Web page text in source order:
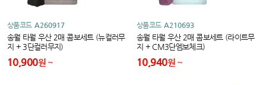
상품코드 A260917
송월 타월 우산 2매 콤보세트 (뉴컬러무
지 + 3단컬러무지)
10,900원
상품코드 A210693
송월 타월 우산 2매 콤보세트 (라이트무
지 + CM3단엠보체크)
10,940원